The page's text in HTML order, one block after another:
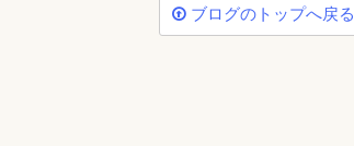
ブログのトップへ戻る